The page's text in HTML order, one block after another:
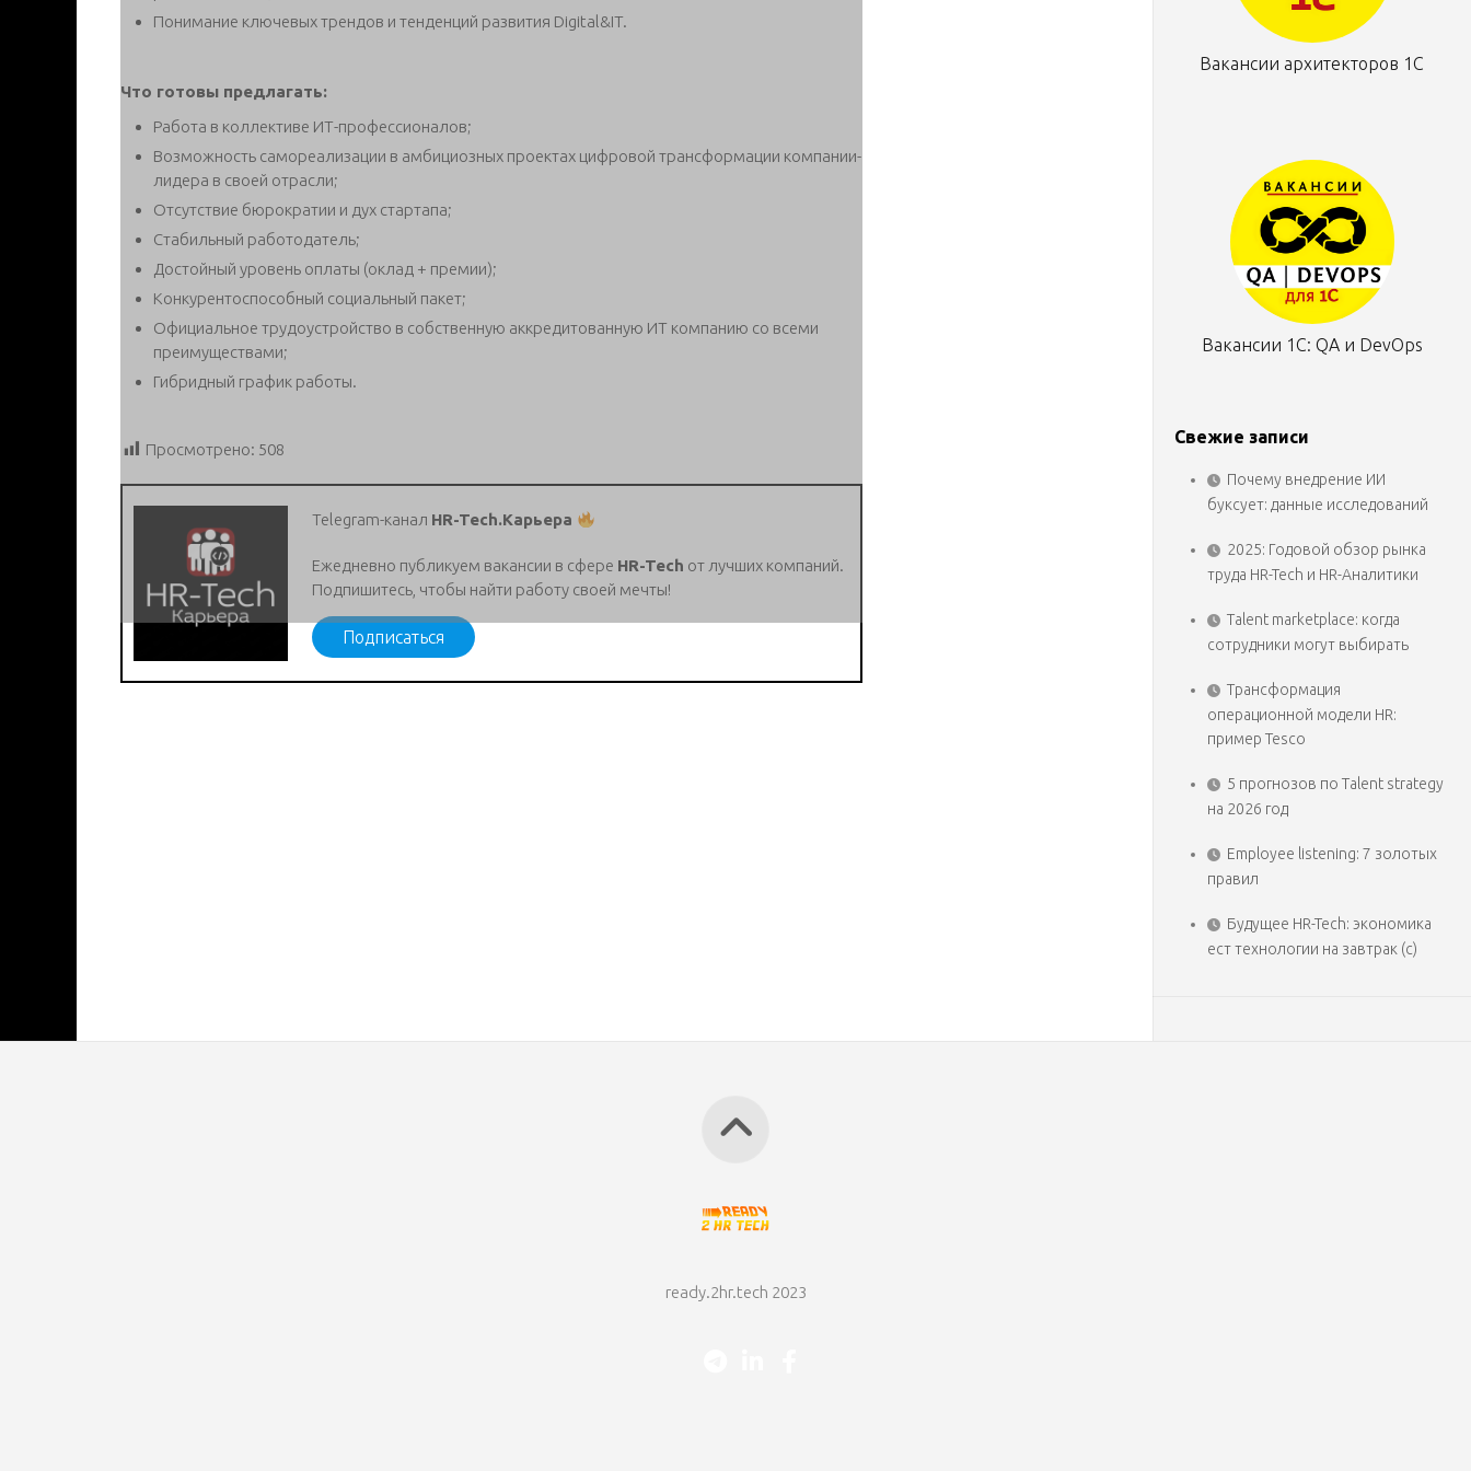
Понимание ключевых трендов и тенденций развития Digital&IT.
Что готовы предлагать:
Работа в коллективе ИТ-профессионалов;
Возможность самореализации в амбициозных проектах цифровой трансформации компании-
лидера в своей отрасли;
Отсутствие бюрократии и дух стартапа;
Стабильный работодатель;
Достойный уровень оплаты (оклад + премии);
Конкурентоспособный социальный пакет;
Официальное трудоустройство в собственную аккредитованную ИТ компанию со всеми
преимуществами;
Гибридный график работы.
Просмотрено: 508
Telegram-канал HR-Tech.Карьера
Ежедневно публикуем вакансии в сфере HR-Tech от лучших компаний.
Подпишитесь, чтобы найти работу своей мечты!
Подписаться
Вакансии архитекторов 1С
Вакансии 1С: QA и DevOps
Свежие записи
Почему внедрение ИИ
буксует: данные исследований
2025: Годовой обзор рынка
труда HR-Tech и HR-Аналитики
Talent marketplace: когда
сотрудники могут выбирать
Трансформация
операционной модели HR:
пример Tesco
5 прогнозов по Talent strategy
на 2026 год
Employee listening: 7 золотых
правил
Будущее HR-Tech: экономика
ест технологии на завтрак (с)
ready.2hr.tech 2023